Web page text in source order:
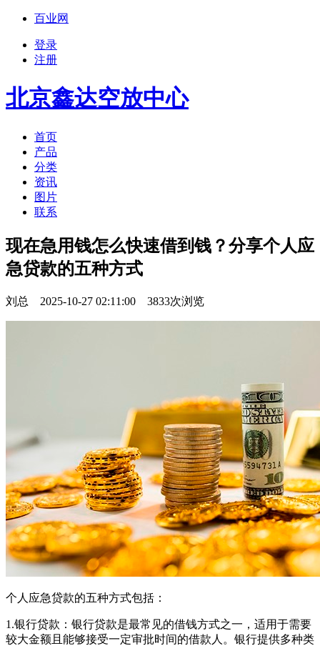
百业网
登录
注册
北京鑫达空放中心
首页
产品
分类
资讯
图片
联系
现在急用钱怎么快速借到钱？分享个人应
急贷款的五种方式
刘总 2025-10-27 02:11:00 3833次浏览
个人应急贷款的五种方式包括‌：
1.银行贷款‌：银行贷款是最常见的借钱方式之一，适用于需要
较大金额且能够接受一定审批时间的借款人。银行提供多种类